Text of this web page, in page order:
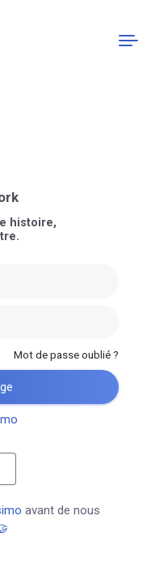
histoire,
Mot de passe oublié ?
avant de nous